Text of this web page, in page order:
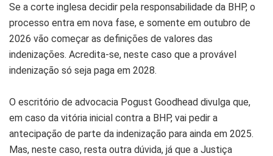
Se a corte inglesa decidir pela responsabilidade da BHP, o
processo entra em nova fase, e somente em outubro de
2026 vão começar as definições de valores das
indenizações. Acredita-se, neste caso que a provável
indenização só seja paga em 2028.
O escritório de advocacia Pogust Goodhead divulga que,
em caso da vitória inicial contra a BHP, vai pedir a
antecipação de parte da indenização para ainda em 2025.
Mas, neste caso, resta outra dúvida, já que a Justiça